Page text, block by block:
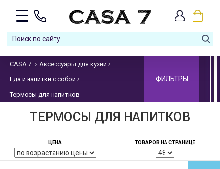
CASA 7 Аксессуары для кухни
Еда и напитки с собой
Термосы для напитков
ФИЛЬТРЫ
ТЕРМОСЫ ДЛЯ НАПИТКОВ
ЦЕНА ТОВАРОВ НА СТРАНИЦЕ